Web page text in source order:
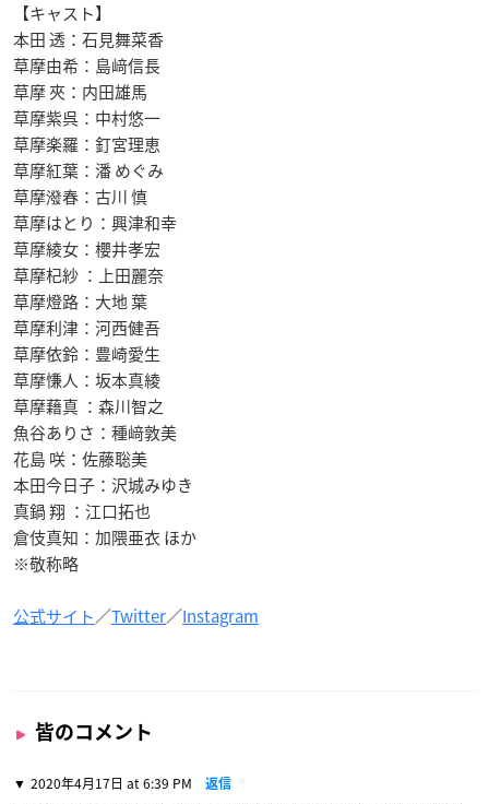
【キャスト】
本田 透：石見舞菜香
草摩由希：島﨑信長
草摩 夾：内田雄馬
草摩紫呉：中村悠一
草摩楽羅：釘宮理恵
草摩紅葉：潘 めぐみ
草摩潑春：古川 慎
草摩はとり：興津和幸
草摩綾女：櫻井孝宏
草摩杞紗 ：上田麗奈
草摩燈路：大地 葉
草摩利津：河西健吾
草摩依鈴：豊崎愛生
草摩慊人：坂本真綾
草摩藉真 ：森川智之
魚谷ありさ：種﨑敦美
花島 咲：佐藤聡美
本田今日子：沢城みゆき
真鍋 翔 ：江口拓也
倉伎真知：加隈亜衣 ほか
※敬称略
公式サイト／Twitter／Instagram
皆のコメント
2020年4月17日 at 6:39 PM 返信